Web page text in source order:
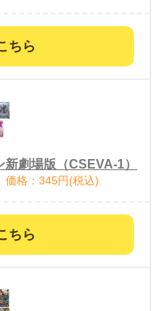
ちら
劇場版（CSEVA-1）
格：345円(税込)
ちら